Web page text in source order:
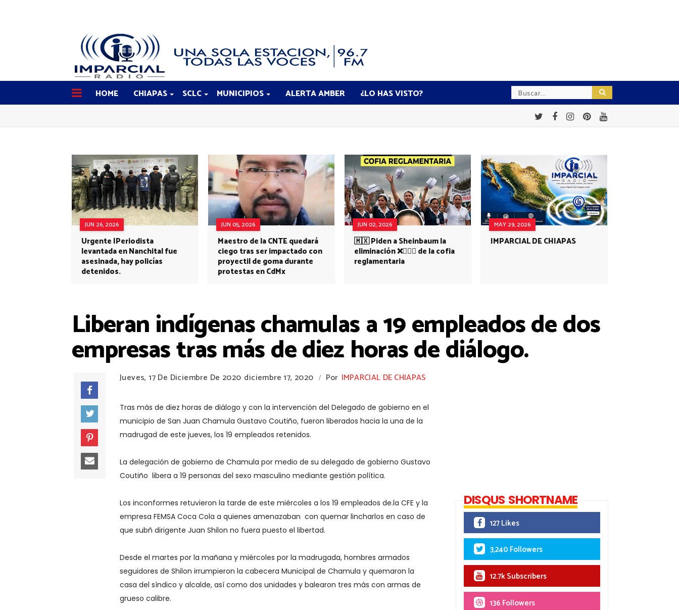
HOME CHIAPAS SCLC MUNICIPIOS ALERTA AMBER ¿LO HAS VISTO?
JUN 26, 2026
Urgente |Periodista
levantada en Nanchital fue
asesinada, hay policías
detenidos.
JUN 05, 2026
Maestro de la CNTE quedará
ciego tras ser impactado con
proyectil de goma durante
protestas en CdMx
JUN 02, 2026
🇲🇽 Piden a Sheinbaum la
eliminación ❌👩🏻‍⚕️ de la cofia
reglamentaria
MAY 29, 2026
IMPARCIAL DE CHIAPAS
Liberan indígenas chamulas a 19 empleados de dos
empresas tras más de diez horas de diálogo.
Jueves, 17 De Diciembre De 2020 diciembre 17, 2020 / Por IMPARCIAL DE CHIAPAS
Tras más de diez horas de diálogo y con la intervención del Delegado de gobierno en el
municipio de San Juan Chamula Gustavo Coutiño, fueron liberados hacia la una de la
madrugad de este jueves, los 19 empleados retenidos.
La delegación de gobierno de Chamula por medio de su delegado de gobierno Gustavo
Coutiño libera a 19 personas del sexo masculino mediante gestión política.
Los inconformes retuvieron la tarde de este miércoles a los 19 empleados de.la CFE y la
empresa FEMSA Coca Cola a quienes amenazaban con quemar lincharlos en caso de
que subñ dirigente Juan Shilon no fuera puesto el libertad.
Desde el martes por la mañana y miércoles por la madrugada, hombres armados
seguidores de Shilon irrumpieron la cabecera Municipal de Chamula y quemaron la
casa del síndico y alcalde, así como dos unidades y balearon tres más con armas de
grueso calibre.
DISQUS SHORTNAME
127 Likes
3,240 Followers
12.7k Subscribers
136 Followers